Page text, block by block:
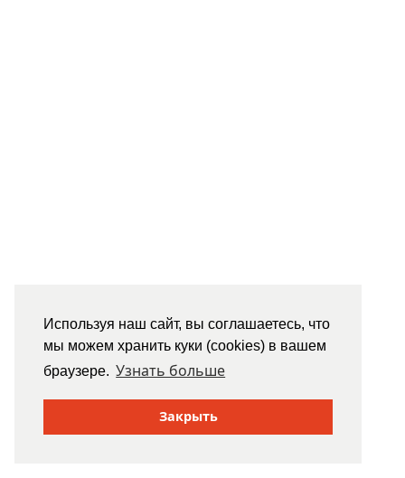
Используя наш сайт, вы соглашаетесь, что
мы можем хранить куки (cookies) в вашем
браузере. Узнать больше
Закрыть